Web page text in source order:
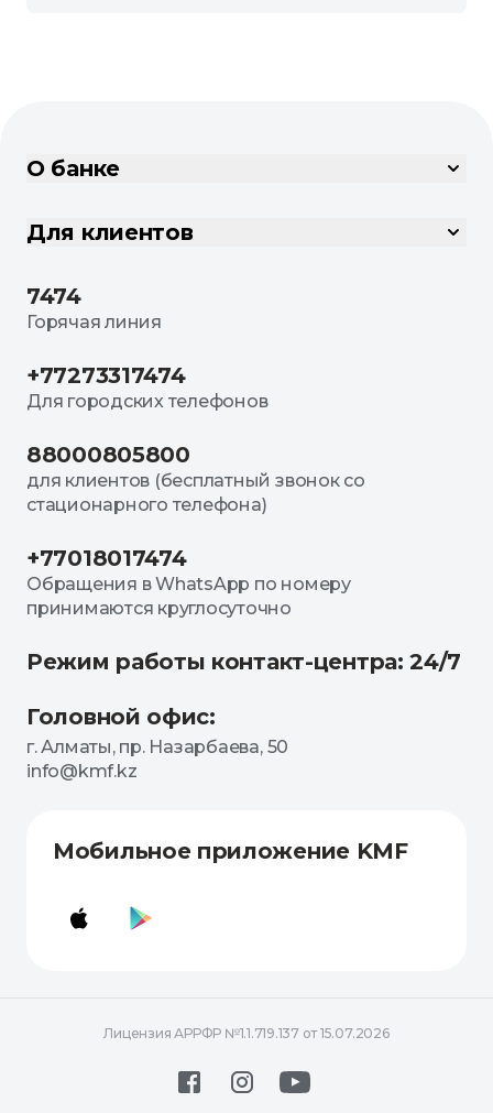
О банке
Для клиентов
7474
Горячая линия
+77273317474
Для городских телефонов
88000805800
для клиентов (бесплатный звонок со
стационарного телефона)
+77018017474
Обращения в WhatsApp по номеру
принимаются круглосуточно
Режим работы контакт-центра: 24/7
Головной офис:
г. Алматы, пр. Назарбаева, 50
info@kmf.kz
Мобильное приложение KMF
Лицензия АРРФР №1.1.719.137 от 15.07.2026